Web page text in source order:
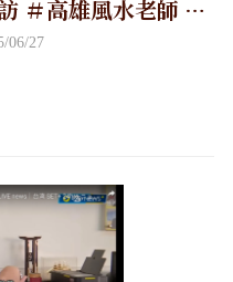
＃高雄風水老師 ＃
老師 ＃高雄嬰兒命
屏東嬰兒命名
06/27